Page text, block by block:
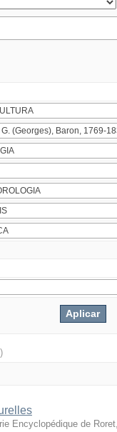
Encyclopédique de Roret,